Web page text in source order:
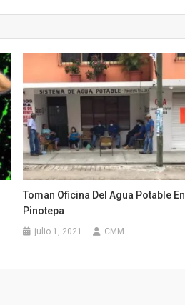
Toman Oficina Del Agua Potable En
Pinotepa
julio 1, 2021 CMM